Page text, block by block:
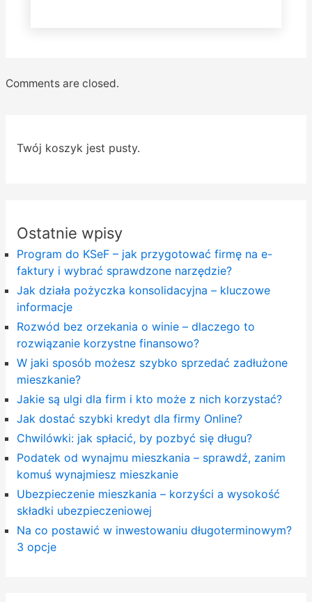
Comments are closed.
Twój koszyk jest pusty.
Ostatnie wpisy
Program do KSeF – jak przygotować firmę na e-
faktury i wybrać sprawdzone narzędzie?
Jak działa pożyczka konsolidacyjna – kluczowe
informacje
Rozwód bez orzekania o winie – dlaczego to
rozwiązanie korzystne finansowo?
W jaki sposób możesz szybko sprzedać zadłużone
mieszkanie?
Jakie są ulgi dla firm i kto może z nich korzystać?
Jak dostać szybki kredyt dla firmy Online?
Chwilówki: jak spłacić, by pozbyć się długu?
Podatek od wynajmu mieszkania – sprawdź, zanim
komuś wynajmiesz mieszkanie
Ubezpieczenie mieszkania – korzyści a wysokość
składki ubezpieczeniowej
Na co postawić w inwestowaniu długoterminowym?
3 opcje